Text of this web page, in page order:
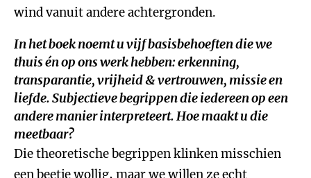
wind vanuit andere achtergronden.
In het boek noemt u vijf basisbehoeften die we
thuis én op ons werk hebben: erkenning,
transparantie, vrijheid & vertrouwen, missie en
liefde. Subjectieve begrippen die iedereen op een
andere manier interpreteert. Hoe maakt u die
meetbaar?
Die theoretische begrippen klinken misschien
een beetje wollig, maar we willen ze echt